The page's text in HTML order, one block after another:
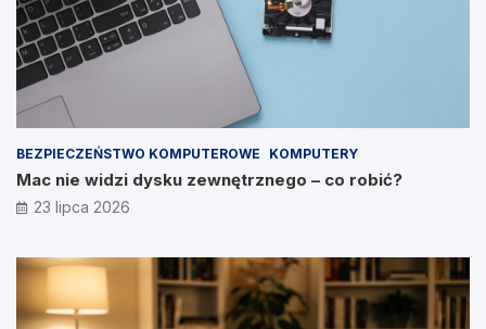
BEZPIECZEŃSTWO KOMPUTEROWE KOMPUTERY
Mac nie widzi dysku zewnętrznego – co robić?
23 lipca 2026